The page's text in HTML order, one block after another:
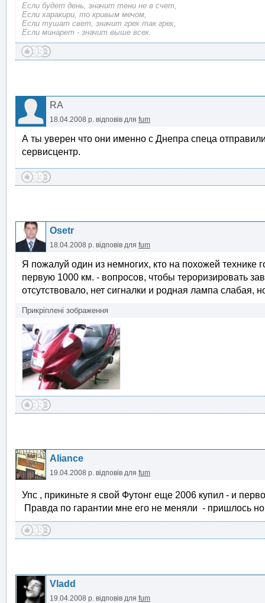
Если будет день, значит тени не в счет,
Если харакири, то кривым мечом,
Если тушат свет, значит грех так грех,
Если минарет - значит выше всех.
RA
18.04.2008 р. відповів для fum
А ты уверен что они именно с Днепра спеца
сервисцентр.
Osetr
18.04.2008 р. відповів для fum
Я пожалуй один из немногих, кто на похожей технике
первую 1000 км. - вопросов, чтобы тероризировать
отсутствовало, нет сигналки и родная лампа слабая,
Прикріплені зображення
Aliance
19.04.2008 р. відповів для fum
Упс , прикиньте я свой Футонг еще 2006 купил - и
Правда по гарантии мне его не меняли - пришлось
Vladd
19.04.2008 р. відповів для fum